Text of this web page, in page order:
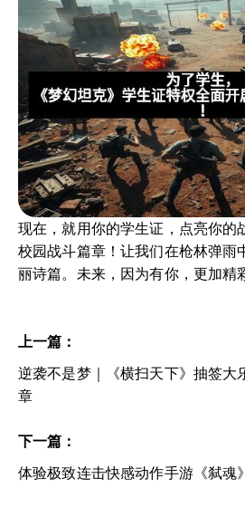
现在，就用你的学生证，点亮你的
校园战斗篇章！让我们在枪林弹雨
丽诗篇。未来，因为有你，更加精
上一篇：
逆袭不是梦｜《横扫天下》抽签大
章
下一篇：
体验极致连击快感动作手游《弑魂